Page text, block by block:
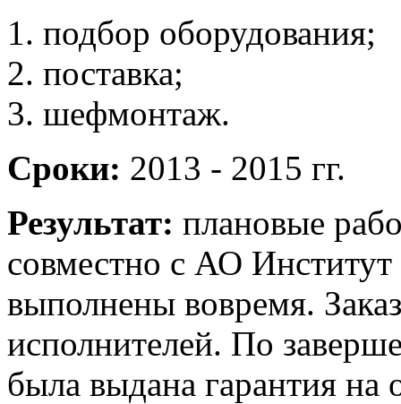
подбор оборудования;
поставка;
шефмонтаж.
Сроки: 2013 - 2015 гг.
Результат: плановые
совместно с АО
выполнены вовремя.
исполнителей. По
была выдана гарантия на